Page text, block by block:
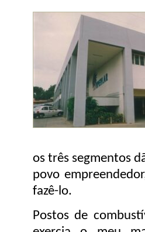
os três segmentos
povo
fazê-lo.
Postos de